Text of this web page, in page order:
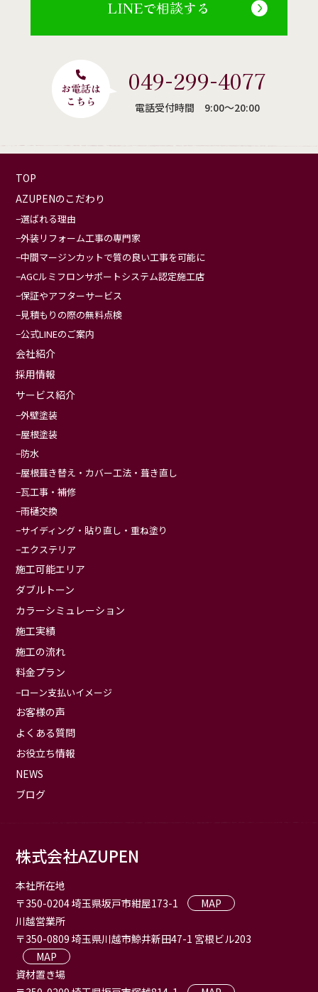
LINEで相談する
049-299-4077
電話受付時間 9:00〜20:00
TOP
AZUPENのこだわり
選ばれる理由
外装リフォーム工事の専門家
中間マージンカットで質の良い工事を可能に
AGCルミフロンサポートシステム認定施工店
保証やアフターサービス
見積もりの際の無料点検
公式LINEのご案内
会社紹介
採用情報
サービス紹介
外壁塗装
屋根塗装
防水
屋根葺き替え・カバー工法・葺き直し
瓦工事・補修
雨樋交換
サイディング・貼り直し・重ね塗り
エクステリア
施工可能エリア
ダブルトーン
カラーシミュレーション
施工実績
施工の流れ
料金プラン
ローン支払いイメージ
お客様の声
よくある質問
お役立ち情報
NEWS
ブログ
株式会社AZUPEN
本社所在地
〒350-0204 埼玉県坂戸市紺屋173-1
MAP
川越営業所
〒350-0809 埼玉県川越市鯨井新田47-1 宮根ビル203
MAP
資材置き場